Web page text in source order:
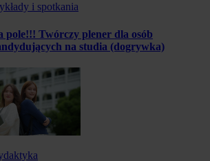
i spotkania
pole!!! Twórczy plener dla osób
na studia (dogrywka)